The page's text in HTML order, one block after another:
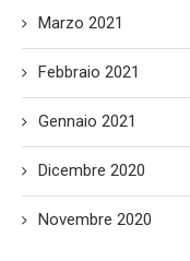
Marzo 2021
Febbraio 2021
Gennaio 2021
Dicembre 2020
Novembre 2020